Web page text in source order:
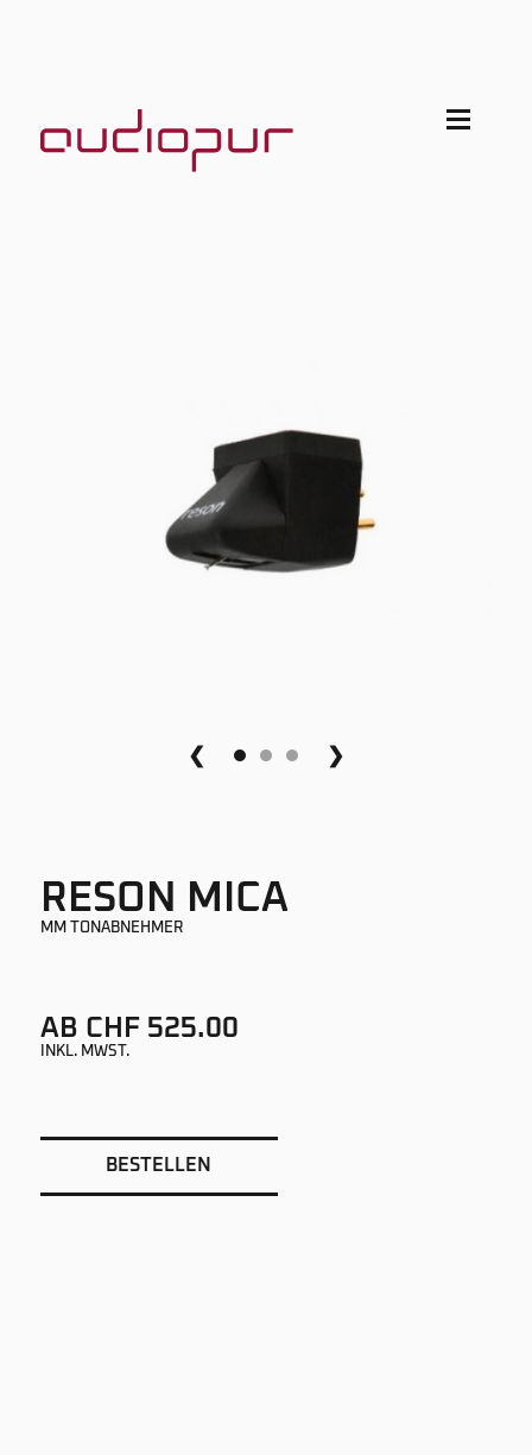
❮ ❯
RESON MICA
MM TONABNEHMER
AB CHF 525.00
INKL. MWST.
BESTELLEN